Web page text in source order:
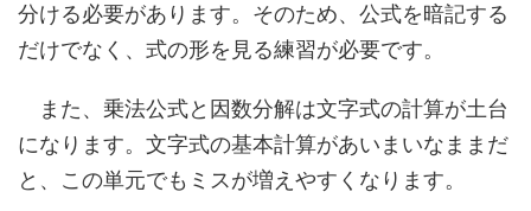
分ける必要があります。そのため、公式を暗記する
だけでなく、式の形を見る練習が必要です。
また、乗法公式と因数分解は文字式の計算が土台
になります。文字式の基本計算があいまいなままだ
と、この単元でもミスが増えやすくなります。